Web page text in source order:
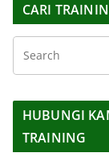
CARI
HUBUNGI
TRAINING